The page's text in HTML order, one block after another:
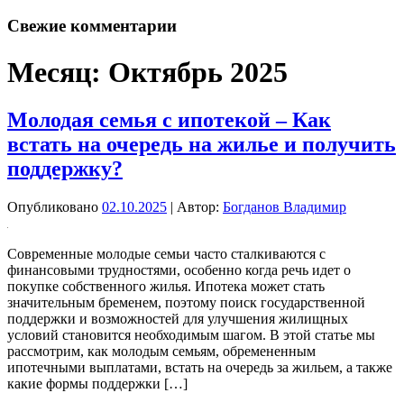
Свежие комментарии
Месяц: Октябрь 2025
Молодая семья с ипотекой – Как
встать на очередь на жилье и получить
поддержку?
Опубликовано 02.10.2025 | Автор: Богданов Владимир
Современные молодые семьи часто сталкиваются с
финансовыми трудностями, особенно когда речь идет о
покупке собственного жилья. Ипотека может стать
значительным бременем, поэтому поиск государственной
поддержки и возможностей для улучшения жилищных
условий становится необходимым шагом. В этой статье мы
рассмотрим, как молодым семьям, обремененным
ипотечными выплатами, встать на очередь за жильем, а также
какие формы поддержки […]